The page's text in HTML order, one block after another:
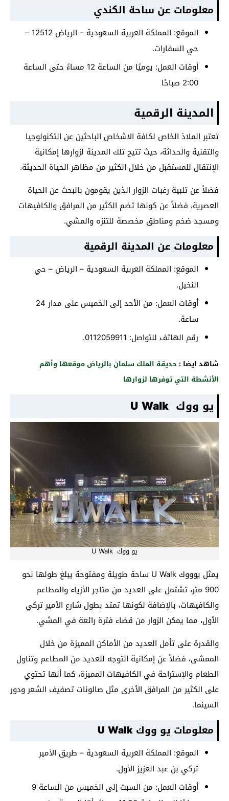
معلومات عن ساحة الكندي
الموقع: المملكة العربية السعودية – الرياض 12512 –
حي السفارات.
أوقات العمل: يوميًا من الساعة 12 مساءً حتى الساعة
2:00 صباحًا
المدينة الرقمية
تعتبر الملاذ الخاص لكافة الاشخاص الباحثين عن التكنولوجيا
والتقنية والحداثة، حيث تتيح تلك المدينة لزوارها إمكانية
الإنتقال للمستقبل من خلال الكثير من مظاهر الحياة الحديثة.
فضلاً عن تلبية رغبات الزوار الذين يقومون بالبحث عن الحياة
العصرية، فضلاً عن كونها تضم الكثير من المرافق والكافيهات
ومسجد ضخم ومناطق مخصصة للتنزه والمشي.
معلومات عن المدينة الرقمية
الموقع: المملكة العربية السعودية – الرياض – حي
النخيل.
أوقات العمل: من الأحد إلى الخميس على مدار 24
ساعة.
رقم الهاتف للتواصل: 0112059911.
شاهد ايضا : حديقة الملك سلمان بالرياض موقعها وأهم
الأنشطة التي توفرها لزوارها
يو ووك U Walk
يو ووك U Walk
يمثل يوووك U Walk ساحة طويلة ومفتوحة يبلغ طولها نحو
900 متر، تشتمل على العديد من متاجر الأزياء والمطاعم
والكافيهات، بالإضافة لكونها تمتد بطول شارع الأمير تركي
الأول، مما يمكن الزوار من قضاء فترة رائعة في المشي.
والقدرة على تأمل العديد من الأماكن المميزة من خلال
الممشى، فضلاً عن إمكانية التوجه للعديد من المطاعم وتناول
الطعام والإستراحة في الكافيهات المميزة، كما أنها تحتوي
على الكثير من المرافق الأخرى مثل صالونات تصفيف الشعر ودور
السينما.
معلومات يو ووك U Walk
الموقع: المملكة العربية السعودية – طريق الأمير
تركي بن ​​عبد العزيز الأول.
أوقات العمل: من السبت إلى الخميس من الساعة 9